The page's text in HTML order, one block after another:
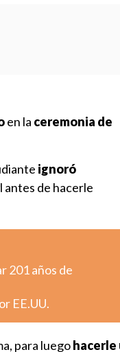
en la ceremonia de
ignoró
de hacerle
201 años de
EE.UU.
para luegohacerle